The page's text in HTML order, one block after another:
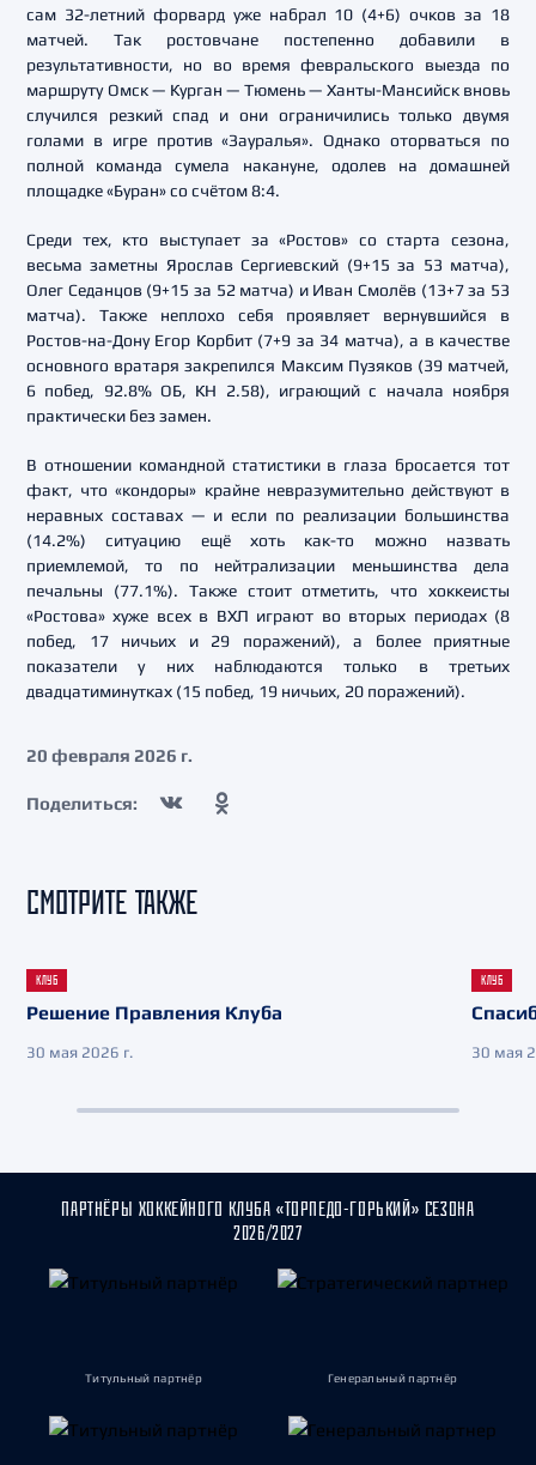
сам 32-летний форвард уже набрал 10 (4+6) очков за 18
матчей. Так ростовчане постепенно добавили в
результативности, но во время февральского выезда по
маршруту Омск — Курган — Тюмень — Ханты-Мансийск вновь
случился резкий спад и они ограничились только двумя
голами в игре против «Зауралья». Однако оторваться по
полной команда сумела накануне, одолев на домашней
площадке «Буран» со счётом 8:4.
Среди тех, кто выступает за «Ростов» со старта сезона,
весьма заметны Ярослав Сергиевский (9+15 за 53 матча),
Олег Седанцов (9+15 за 52 матча) и Иван Смолёв (13+7 за 53
матча). Также неплохо себя проявляет вернувшийся в
Ростов-на-Дону Егор Корбит (7+9 за 34 матча), а в качестве
основного вратаря закрепился Максим Пузяков (39 матчей,
6 побед, 92.8% ОБ, КН 2.58), играющий с начала ноября
практически без замен.
В отношении командной статистики в глаза бросается тот
факт, что «кондоры» крайне невразумительно действуют в
неравных составах — и если по реализации большинства
(14.2%) ситуацию ещё хоть как-то можно назвать
приемлемой, то по нейтрализации меньшинства дела
печальны (77.1%). Также стоит отметить, что хоккеисты
«Ростова» хуже всех в ВХЛ играют во вторых периодах (8
побед, 17 ничьих и 29 поражений), а более приятные
показатели у них наблюдаются только в третьих
двадцатиминутках (15 побед, 19 ничьих, 20 поражений).
20 февраля 2026 г.
Поделиться:
СМОТРИТЕ ТАКЖЕ
КЛУБ
Решение Правления Клуба
30 мая 2026 г.
КЛУБ
30 мая
ПАРТНЁРЫ ХОККЕЙНОГО КЛУБА «ТОРПЕДО-ГОРЬКИЙ» СЕЗОНА
2026/2027
Титульный партнёр Генеральный партнёр